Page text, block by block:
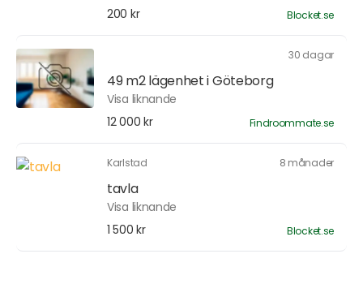
200 kr
Blocket.se
30 dagar
49 m2 lägenhet i Göteborg
Visa liknande
12 000 kr
Findroommate.se
Karlstad 8 månader
tavla
Visa liknande
1 500 kr
Blocket.se